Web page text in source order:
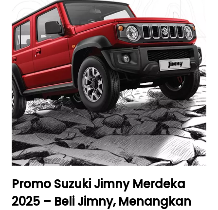
Promo Suzuki Jimny Merdeka
2025 – Beli Jimny, Menangkan